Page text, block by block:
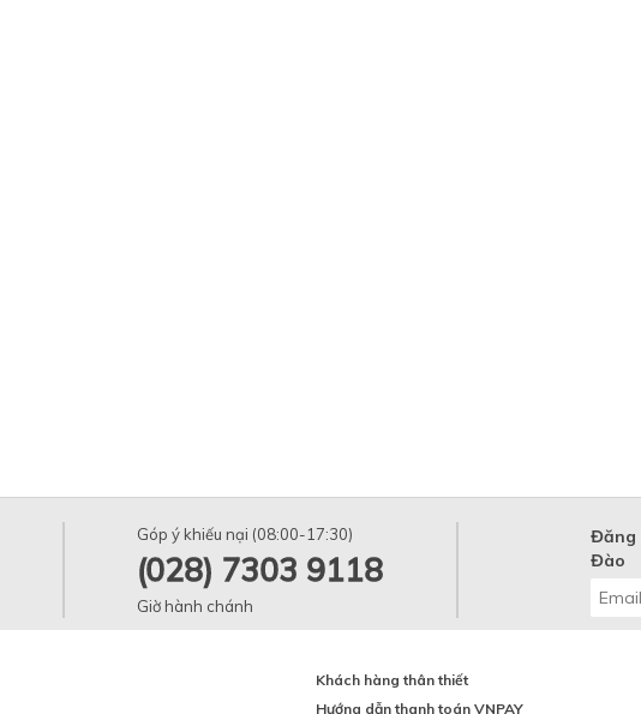
Góp ý khiếu nại (08:00-17:30)
(028) 7303 9118
Giờ hành chánh
Đăng
Đào
Khách hàng thân thiết
Hướng dẫn thanh toán VNPAY